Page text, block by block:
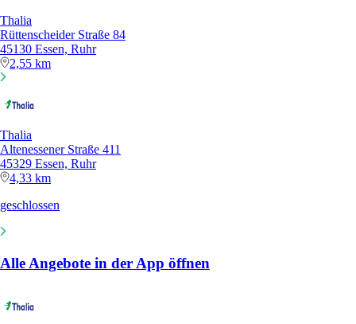
Thalia
Rüttenscheider Straße 84
45130 Essen, Ruhr
2,55 km
Thalia
Altenessener Straße 411
45329 Essen, Ruhr
4,33 km
geschlossen
Alle Angebote in der App öffnen